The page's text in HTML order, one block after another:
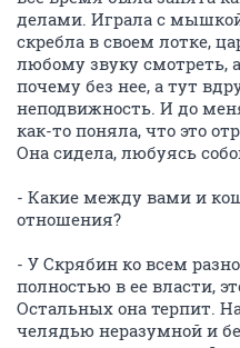
делами. Играла с
скребла в своем лотке,
любому звуку смотреть,
почему без нее, а тут
неподвижность. И до
как-то поняла, что это
Она сидела, любуясь
- Какие между вами и
отношения?
- У Скрябин ко всем
полностью в ее власти,
Остальных она терпит.
челядью неразумной и